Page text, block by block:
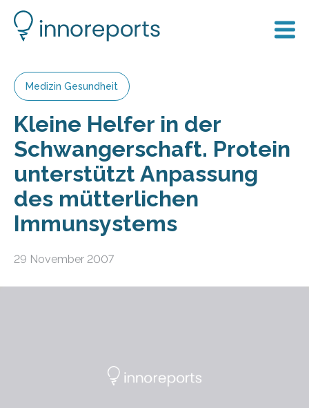
Medizin Gesundheit
Kleine Helfer in der
Schwangerschaft. Protein
unterstützt Anpassung
des mütterlichen
Immunsystems
29 November 2007